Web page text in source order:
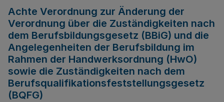
Achte Verordnung zur Änderung der
Verordnung über die Zuständigkeiten nach
dem Berufsbildungsgesetz (BBiG) und die
Angelegenheiten der Berufsbildung im
Rahmen der Handwerksordnung (HwO)
sowie die Zuständigkeiten nach dem
Berufsqualifikationsfeststellungsgesetz
(BQFG)